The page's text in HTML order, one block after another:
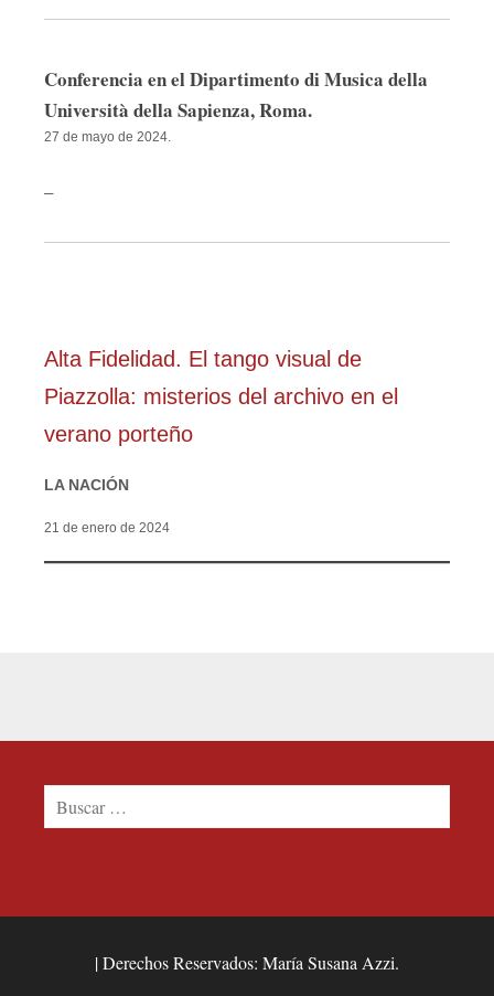
Conferencia en el Dipartimento di Musica della
Università della Sapienza, Roma.
27 de mayo de 2024.
Alta Fidelidad. El tango visual de
Piazzolla: misterios del archivo en el
verano porteño
LA NACIÓN
21 de enero de 2024
Buscar:
|Derechos Reservados: María Susana Azzi.